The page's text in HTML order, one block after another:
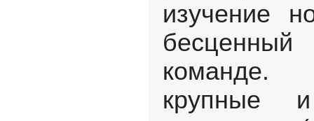
изучение
команде.
крупные